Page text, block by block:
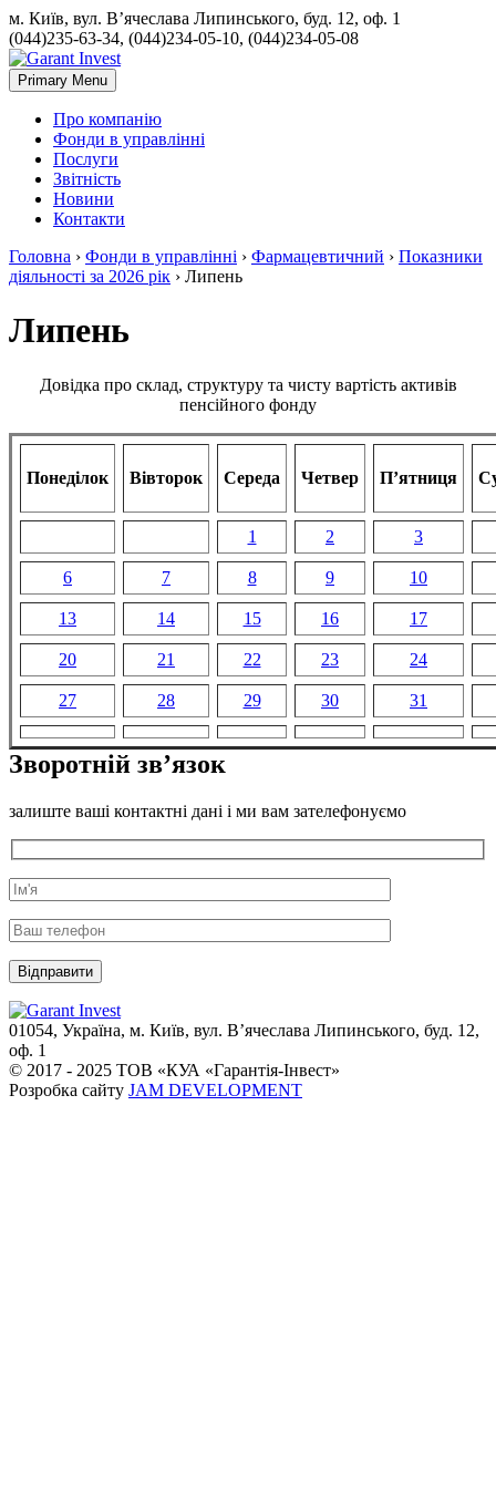
м. Київ, вул. В’ячеслава Липинського, буд. 12, оф. 1
(044)235-63-34, (044)234-05-10, (044)234-05-08
Primary Menu
Про компанію
Фонди в управлінні
Послуги
Звітність
Новини
Контакти
Головна › Фонди в управлінні › Фармацевтичний › Показники
діяльності за 2026 рік › Липень
Липень
Довідка про склад, структуру та чисту вартість активів
пенсійного фонду
Понеділок Вівторок Середа Четвер П’ятниця
1 2 3
6 7 8 9 10
13 14 15 16 17
20 21 22 23 24
27 28 29 30 31
Зворотній зв’язок
залиште ваші контактні дані і ми вам зателефонуємо
01054, Україна, м. Київ, вул. В’ячеслава Липинського, буд. 12,
оф. 1
© 2017 - 2025 ТОВ «КУА «Гарантія-Інвест»
Розробка сайту JAM DEVELOPMENT